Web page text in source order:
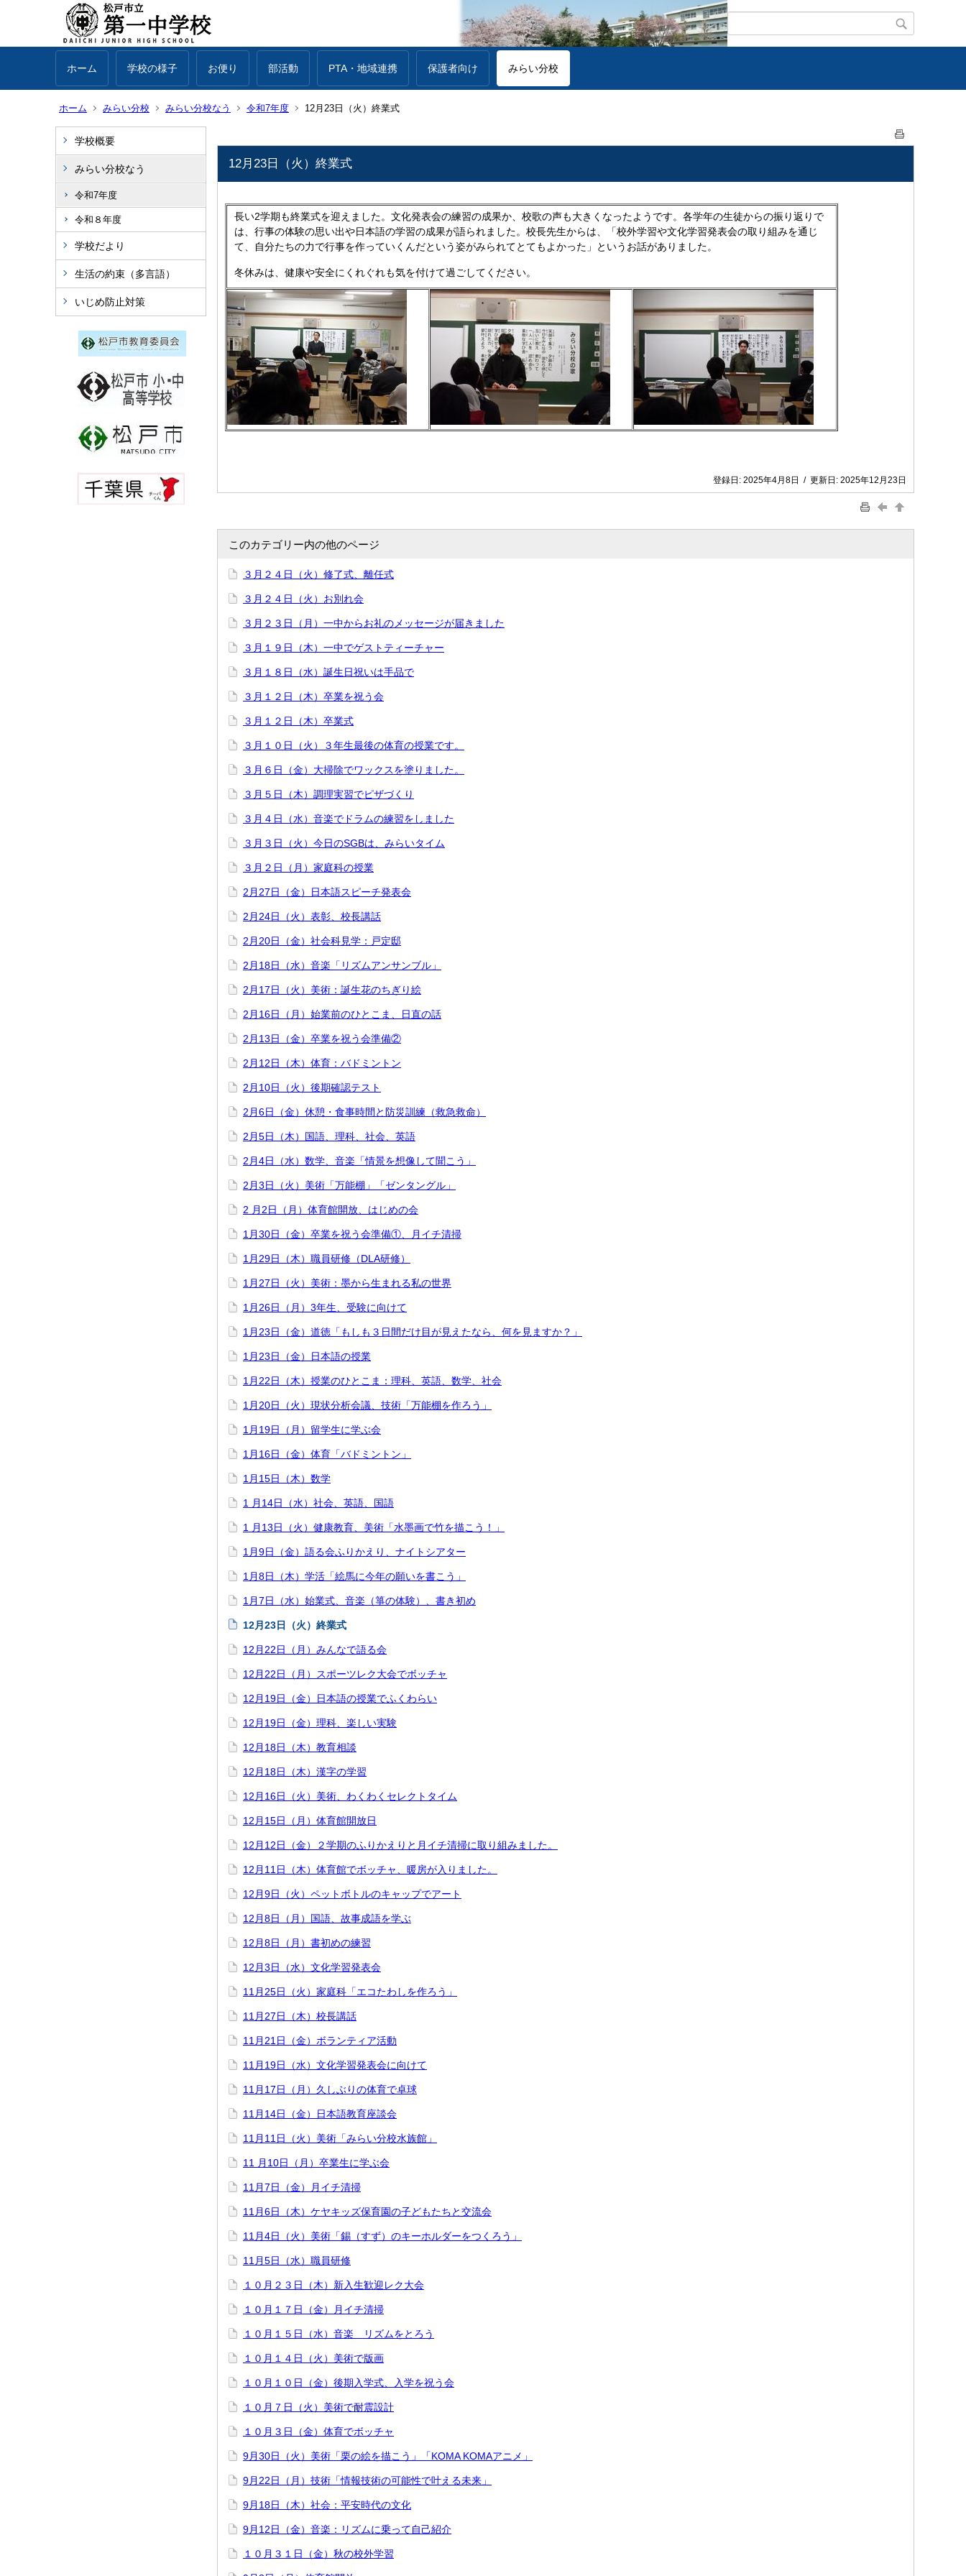
ホーム 学校の様子 お便り 部活動 PTA・地域連携 保護者向け みらい分校
ホーム みらい分校 みらい分校なう 令和7年度 12月23日（火）終業式
学校概要
みらい分校なう
令和7年度
令和８年度
学校だより
生活の約束（多言語）
いじめ防止対策
12月23日（火）終業式
長い2学期も終業式を迎えました。文化発表会の練習の成果か、校歌の声も大きくなったようです。各学年の生徒からの振り返りで
は、行事の体験の思い出や日本語の学習の成果が語られました。校長先生からは、「校外学習や文化学習発表会の取り組みを通じ
て、自分たちの力で行事を作っていくんだという姿がみられてとてもよかった」というお話がありました。
冬休みは、健康や安全にくれぐれも気を付けて過ごしてください。
登録日: 2025年4月8日 / 更新日: 2025年12月23日
このカテゴリー内の他のページ
３月２４日（火）修了式、離任式
３月２４日（火）お別れ会
３月２３日（月）一中からお礼のメッセージが届きました
３月１９日（木）一中でゲストティーチャー
３月１８日（水）誕生日祝いは手品で
３月１２日（木）卒業を祝う会
３月１２日（木）卒業式
３月１０日（火）３年生最後の体育の授業です。
３月６日（金）大掃除でワックスを塗りました。
３月５日（木）調理実習でピザづくり
３月４日（水）音楽でドラムの練習をしました
３月３日（火）今日のSGBは、みらいタイム
３月２日（月）家庭科の授業
2月27日（金）日本語スピーチ発表会
2月24日（火）表彰、校長講話
2月20日（金）社会科見学：戸定邸
2月18日（水）音楽「リズムアンサンブル」
2月17日（火）美術：誕生花のちぎり絵
2月16日（月）始業前のひとこま、日直の話
2月13日（金）卒業を祝う会準備②
2月12日（木）体育：バドミントン
2月10日（火）後期確認テスト
2月6日（金）休憩・食事時間と防災訓練（救急救命）
2月5日（木）国語、理科、社会、英語
2月4日（水）数学、音楽「情景を想像して聞こう」
2月3日（火）美術「万能棚」「ゼンタングル」
2 月2日（月）体育館開放、はじめの会
1月30日（金）卒業を祝う会準備①、月イチ清掃
1月29日（木）職員研修（DLA研修）
1月27日（火）美術：墨から生まれる私の世界
1月26日（月）3年生、受験に向けて
1月23日（金）道徳「もしも３日間だけ目が見えたなら、何を見ますか？」
1月23日（金）日本語の授業
1月22日（木）授業のひとこま：理科、英語、数学、社会
1月20日（火）現状分析会議、技術「万能棚を作ろう」
1月19日（月）留学生に学ぶ会
1月16日（金）体育「バドミントン」
1月15日（木）数学
1 月14日（水）社会、英語、国語
1 月13日（火）健康教育、美術「水墨画で竹を描こう！」
1月9日（金）語る会ふりかえり、ナイトシアター
1月8日（木）学活「絵馬に今年の願いを書こう」
1月7日（水）始業式、音楽（箏の体験）、書き初め
12月23日（火）終業式
12月22日（月）みんなで語る会
12月22日（月）スポーツレク大会でボッチャ
12月19日（金）日本語の授業でふくわらい
12月19日（金）理科、楽しい実験
12月18日（木）教育相談
12月18日（木）漢字の学習
12月16日（火）美術、わくわくセレクトタイム
12月15日（月）体育館開放日
12月12日（金）２学期のふりかえりと月イチ清掃に取り組みました。
12月11日（木）体育館でボッチャ、暖房が入りました。
12月9日（火）ペットボトルのキャップでアート
12月8日（月）国語、故事成語を学ぶ
12月8日（月）書初めの練習
12月3日（水）文化学習発表会
11月25日（火）家庭科「エコたわしを作ろう」
11月27日（木）校長講話
11月21日（金）ボランティア活動
11月19日（水）文化学習発表会に向けて
11月17日（月）久しぶりの体育で卓球
11月14日（金）日本語教育座談会
11月11日（火）美術「みらい分校水族館」
11 月10日（月）卒業生に学ぶ会
11月7日（金）月イチ清掃
11月6日（木）ケヤキッズ保育園の子どもたちと交流会
11月4日（火）美術「錫（すず）のキーホルダーをつくろう」
11月5日（水）職員研修
１０月２３日（木）新入生歓迎レク大会
１０月１７日（金）月イチ清掃
１０月１５日（水）音楽 リズムをとろう
１０月１４日（火）美術で版画
１０月１０日（金）後期入学式、入学を祝う会
１０月７日（火）美術で耐震設計
１０月３日（金）体育でボッチャ
9月30日（火）美術「栗の絵を描こう」「KOMA KOMAアニメ」
9月22日（月）技術「情報技術の可能性で叶える未来」
9月18日（木）社会：平安時代の文化
9月12日（金）音楽：リズムに乗って自己紹介
１０月３１日（金）秋の校外学習